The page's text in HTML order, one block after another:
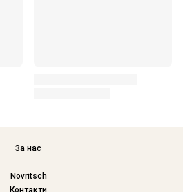
За нас
Novritsch
Контакти